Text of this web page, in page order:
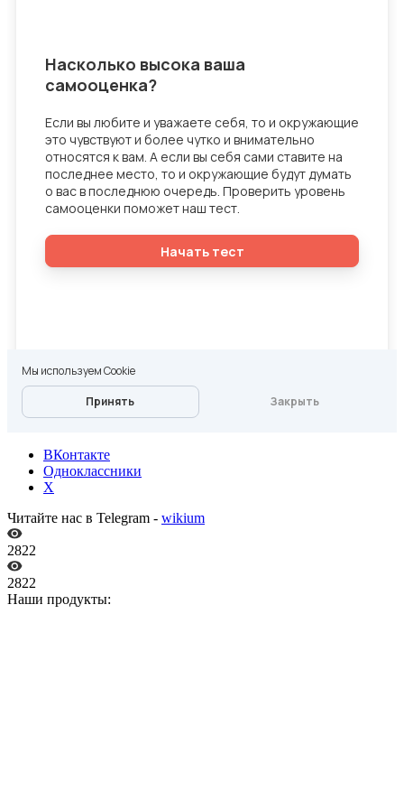
ВКонтакте
Одноклассники
X
Читайте нас в Telegram - wikium
2822
2822
Наши продукты: